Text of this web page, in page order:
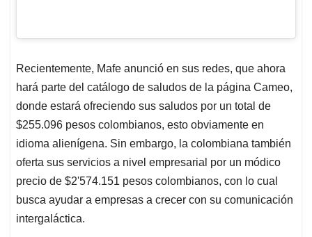
Recientemente, Mafe anunció en sus redes, que ahora
hará parte del catálogo de saludos de la página Cameo,
donde estará ofreciendo sus saludos por un total de
$255.096 pesos colombianos, esto obviamente en
idioma alienígena. Sin embargo, la colombiana también
oferta sus servicios a nivel empresarial por un módico
precio de $2'574.151 pesos colombianos, con lo cual
busca ayudar a empresas a crecer con su comunicación
intergaláctica.